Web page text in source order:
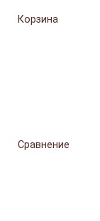
Корзина
Сравнение